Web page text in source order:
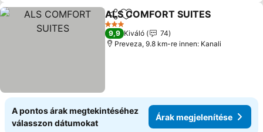
Megosztás
Hozzáadás a kedvencekhez
ALS COMFORT SUITES
3 Kategória
9,9 Kiváló
74
Preveza, 9.8 km-re innen: Kanali
A pontos árak megtekintéséhez
válasszon dátumokat
Árak megjelenítése